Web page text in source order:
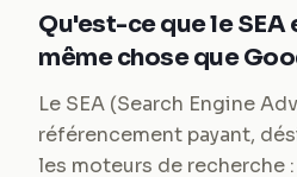
Qu'est-ce que le SEA
même chose que
Le SEA (Search Engine
référencement payant,
les moteurs de recherche